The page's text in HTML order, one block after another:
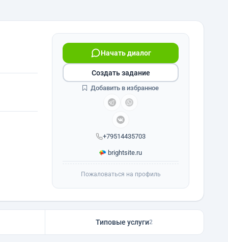
+79514435703
Начать диалог
brightsite.ru
Создать задание
Добавить в избранное
Пожаловаться на профиль
Типовые услуги2